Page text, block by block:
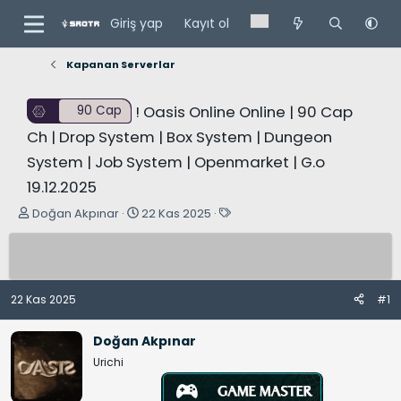
Giriş yap Kayıt ol
Kapanan Serverlar
90 Cap
! Oasis Online Online | 90 Cap
Ch | Drop System | Box System | Dungeon
System | Job System | Openmarket | G.o
19.12.2025
K
o
B
a
ş
Doğan Akpınar
B
a
ı
22 Kas 2025
E
t
r
22 Kas 2025 #1
Doğan Akpınar
Urichi